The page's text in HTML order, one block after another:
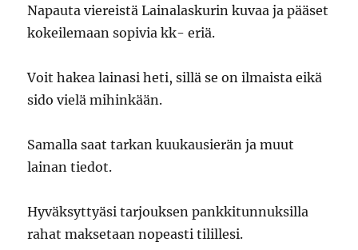
Napauta viereistä Lainalaskurin kuvaa ja pääset
kokeilemaan sopivia kk- eriä.
Voit hakea lainasi heti, sillä se on ilmaista eikä
sido vielä mihinkään.
Samalla saat tarkan kuukausierän ja muut
lainan tiedot.
Hyväksyttyäsi tarjouksen pankkitunnuksilla
rahat maksetaan nopeasti tilillesi.